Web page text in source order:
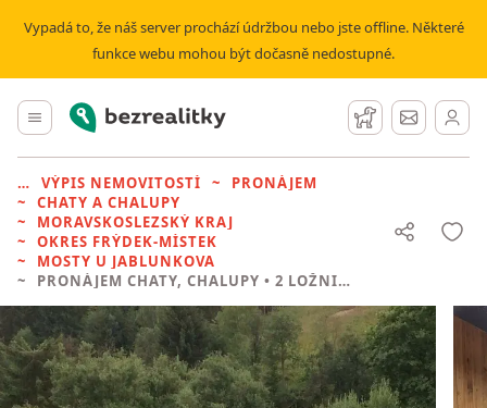
Vypadá to, že náš server prochází údržbou nebo jste offline. Některé
funkce webu mohou být dočasně nedostupné.
Hlavní menu
Bezrealitky Hlídací pes
Zprávy
VÝPIS NEMOVITOSTÍ
PRONÁJEM
CHATY A CHALUPY
MORAVSKOSLEZSKÝ KRAJ
OKRES FRÝDEK-MÍSTEK
MOSTY U JABLUNKOVA
PRONÁJEM CHATY, CHALUPY • 2 LOŽNICE BEZ REALITKY